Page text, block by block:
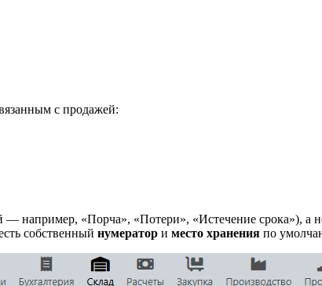
с продажей:
— например, «Порча», «Потери», «Истечение срока»), а
собственный нумератор и место хранения по